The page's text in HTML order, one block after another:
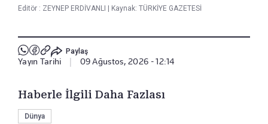
Editör : ZEYNEP ERDİVANLI Kaynak: TÜRKİYE GAZETESİ
Paylaş
Yayın Tarihi 09 Ağustos, 2026 - 12:14
Haberle İlgili Daha Fazlası
Dünya